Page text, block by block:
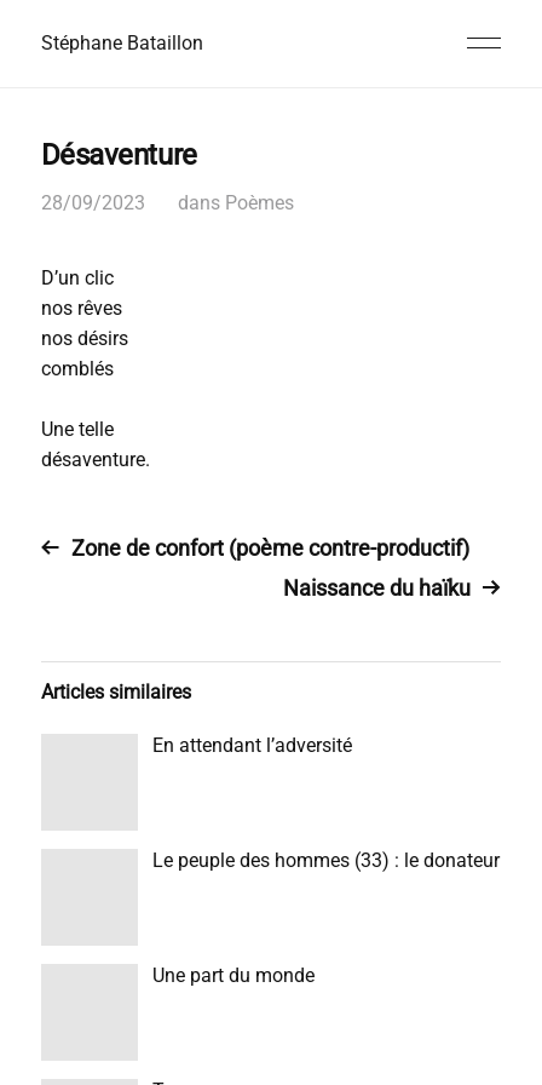
Stéphane Bataillon
Désaventure
28/09/2023 dans Poèmes
D’un clic
nos rêves
nos désirs
comblés
Une telle
désaventure.
Zone de confort (poème contre-productif)
Naissance du haïku
Articles similaires
En attendant l’adversité
Le peuple des hommes (33) : le donateur
Une part du monde